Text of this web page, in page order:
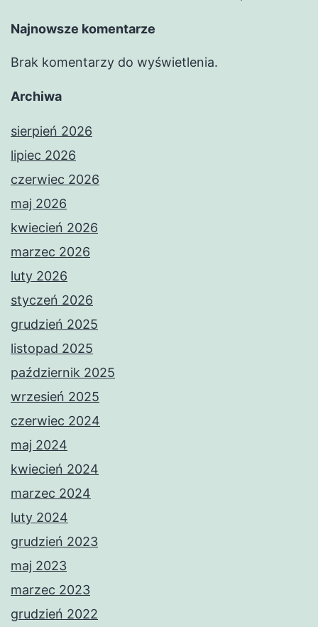
Najnowsze komentarze
Brak komentarzy do wyświetlenia.
Archiwa
sierpień 2026
lipiec 2026
czerwiec 2026
maj 2026
kwiecień 2026
marzec 2026
luty 2026
styczeń 2026
grudzień 2025
listopad 2025
październik 2025
wrzesień 2025
czerwiec 2024
maj 2024
kwiecień 2024
marzec 2024
luty 2024
grudzień 2023
maj 2023
marzec 2023
grudzień 2022